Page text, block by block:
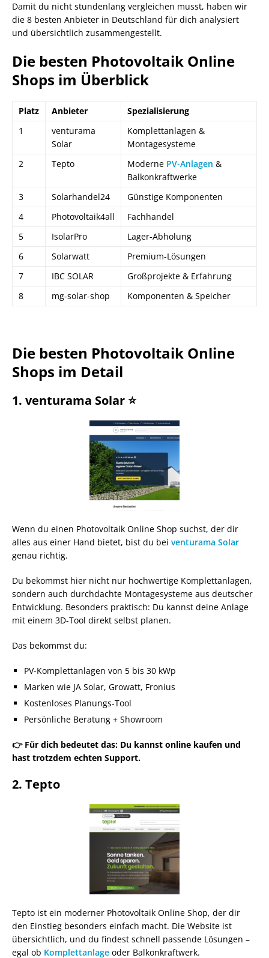
Damit du nicht stundenlang vergleichen musst, haben wir
die 8 besten Anbieter in Deutschland für dich analysiert
und übersichtlich zusammengestellt.
Die besten Photovoltaik Online
Shops im Überblick
Platz Anbieter
Spezialisierung
1
venturama
Solar
Komplettanlagen &
Montagesysteme
2
Tepto Moderne PV-Anlagen &
Balkonkraftwerke
3
Solarhandel24
Günstige Komponenten
4
Photovoltaik4all
Fachhandel
5
IsolarPro
Lager-Abholung
6
Solarwatt
Premium-Lösungen
7
IBC SOLAR
Großprojekte & Erfahrung
8
mg-solar-shop Komponenten & Speicher
Die besten Photovoltaik Online
Shops im Detail
1. venturama Solar ⭐
Wenn du einen Photovoltaik Online Shop suchst, der dir
alles aus einer Hand bietet, bist du bei venturama Solar
genau richtig.
Du bekommst hier nicht nur hochwertige Komplettanlagen,
sondern auch durchdachte Montagesysteme aus deutscher
Entwicklung. Besonders praktisch: Du kannst deine Anlage
mit einem 3D-Tool direkt selbst planen.
Das bekommst du:
PV-Komplettanlagen von 5 bis 30 kWp
Marken wie JA Solar, Growatt, Fronius
Kostenloses Planungs-Tool
Persönliche Beratung + Showroom
👉 Für dich bedeutet das: Du kannst online kaufen und
hast trotzdem echten Support.
2. Tepto
Tepto ist ein moderner Photovoltaik Online Shop, der dir
den Einstieg besonders einfach macht. Die Website ist
übersichtlich, und du findest schnell passende Lösungen –
egal ob Komplettanlage oder Balkonkraftwerk.